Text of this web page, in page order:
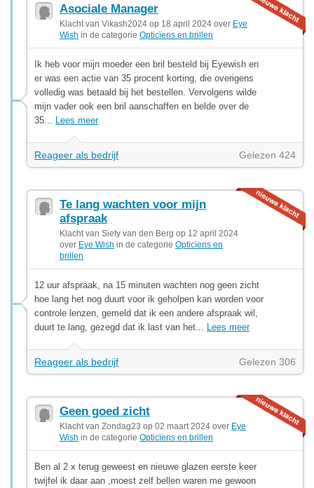
Asociale Manager
Klacht van Vikash2024 op 18 april 2024 over Eye
Wish in de categorie Opticïens en brillen
Ik heb voor mijn moeder een bril besteld bij Eyewish en
er was een actie van 35 procent korting, die overigens
volledig was betaald bij het bestellen. Vervolgens wilde
mijn vader ook een bril aanschaffen en belde over de
35... Lees meer
Reageer als bedrijf Gelezen 424
Te lang wachten voor mijn
afspraak
Klacht van Siety van den Berg op 12 april 2024
over Eye Wish in de categorie Opticïens en
brillen
12 uur afspraak, na 15 minuten wachten nog geen zicht
hoe lang het nog duurt voor ik geholpen kan worden voor
controle lenzen, gemeld dat ik een andere afspraak wil,
duurt te lang, gezegd dat ik last van het... Lees meer
Reageer als bedrijf Gelezen 306
Geen goed zicht
Klacht van Zondag23 op 02 maart 2024 over Eye
Wish in de categorie Opticïens en brillen
Ben al 2 x terug geweest en nieuwe glazen eerste keer
twijfel ik daar aan ,moest zelf bellen waren me gewoon